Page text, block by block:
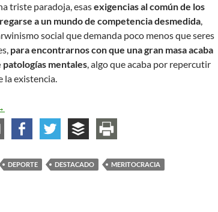
triste paradoja, esasexigencias al común de los
a un mundo de competencia desmedida,
social que demanda poco menos que seres
para encontrarnos con que una gran masa acaba
mentales, algo que acaba por repercutir
la existencia.
de sacrificio?
DEPORTE DESTACADO
MERITOCRACIA